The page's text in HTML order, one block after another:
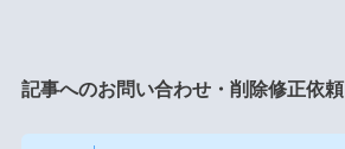
記事へのお問い合わせ・削除修正依頼